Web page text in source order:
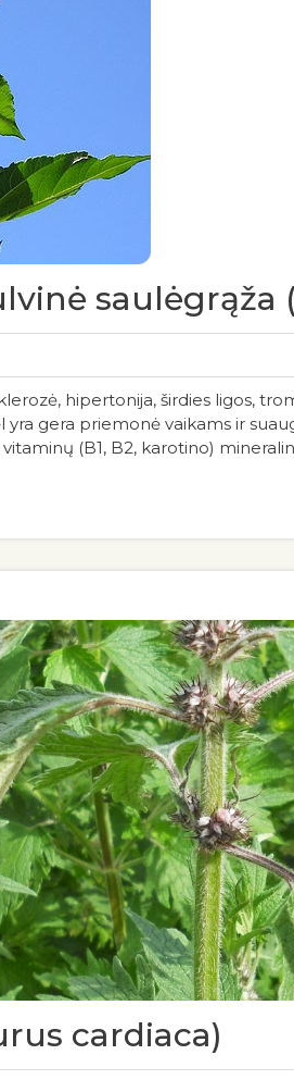
saulėgrąža
hipertonija, širdies ligos,
gera priemonė vaikams ir
(B1, B2, karotino)
cardiaca)